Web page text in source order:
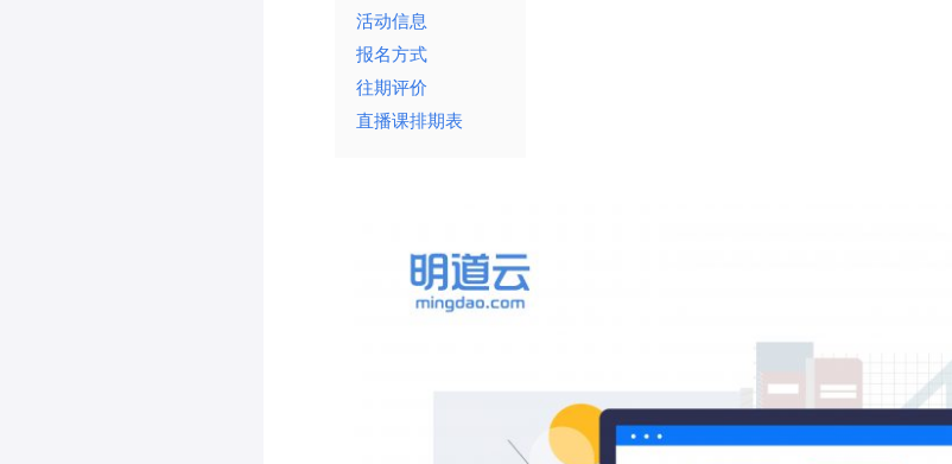
活动信息
报名方式
往期评价
直播课排期表